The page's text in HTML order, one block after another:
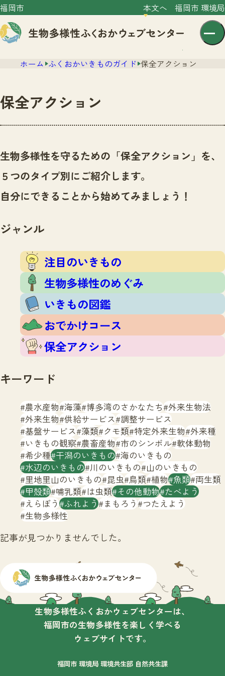
福岡市 本文へ 福岡市 環境局
文字サイズ 小 中 大
センター紹介
センター紹介TOP
サイトポリシー
ニュース
ニュースTOP
市の取組み
いきものガイド
注目のいきもの
いきもの図鑑
おでかけコース
保全アクション
調査レポート
調査レポートTOP
調査結果
ふくおかいきものマップ
マッチング
マッチングTOP
掲載申し込みフォーム
お問合せ
生物多様性ふくおかウェブセンターとは
サイトマップ
ホーム ふくおかいきものガイド 保全アクション
保全アクション
生物多様性を守るための「保全アクション」を、
５つのタイプ別にご紹介します。
自分にできることから始めてみましょう！
ジャンル
注目のいきもの
生物多様性のめぐみ
いきもの図鑑
おでかけコース
保全アクション
キーワード
農水産物 海藻 博多湾のさかなたち 外来生物法
外来生物 供給サービス 調整サービス
基盤サービス 藻類 クモ類 特定外来生物 外来種
いきもの観察 農畜産物 市のシンボル 軟体動物
希少種 干潟のいきもの 海のいきもの
水辺のいきもの 川のいきもの 山のいきもの
里地里山のいきもの 昆虫 鳥類 植物 魚類 両生類
甲殻類 哺乳類 は虫類 その他動物 たべよう
えらぼう ふれよう まもろう つたえよう
生物多様性
記事が見つかりませんでした。
生物多様性ふくおかウェブセンターは、
福岡市の生物多様性を楽しく学べる
ウェブサイトです。
福岡市 環境局 環境共生部 自然共生課